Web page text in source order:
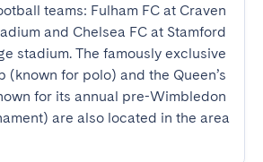
teams: Fulham FC at Craven
and Chelsea FC at Stamford
stadium. The famously exclusive
(known for polo) and the Queen’s
for its annual pre-Wimbledon
are also located in the area.